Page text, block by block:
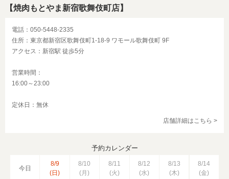
【焼肉もとやま新宿歌舞伎町店】
電話：050-5448-2335
住所：東京都新宿区歌舞伎町1-18-9 ワモール歌舞伎町 9F
アクセス：新宿駅 徒歩5分
営業時間：
16:00～23:00
定休日：無休
店舗詳細はこちら >
予約カレンダー
今日
8/9
(日)
8/10
(月)
8/11
(火)
8/12
(水)
8/13
(木)
8/14
(金)